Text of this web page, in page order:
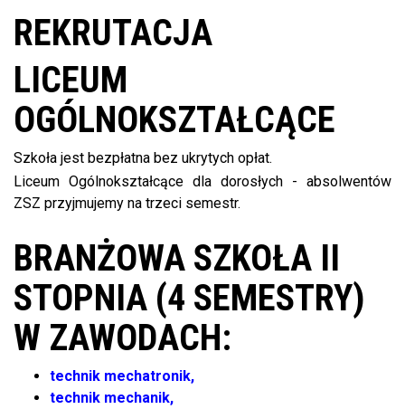
REKRUTACJA
LICEUM
OGÓLNOKSZTAŁCĄCE
Szkoła jest bezpłatna bez ukrytych opłat.
Liceum Ogólnokształcące dla dorosłych - absolwentów
ZSZ przyjmujemy na trzeci semestr.
BRANŻOWA SZKOŁA II
STOPNIA (4 SEMESTRY)
W ZAWODACH:
technik mechatronik,
technik mechanik,